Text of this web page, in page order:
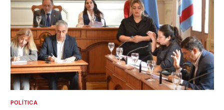
POLÍTICA